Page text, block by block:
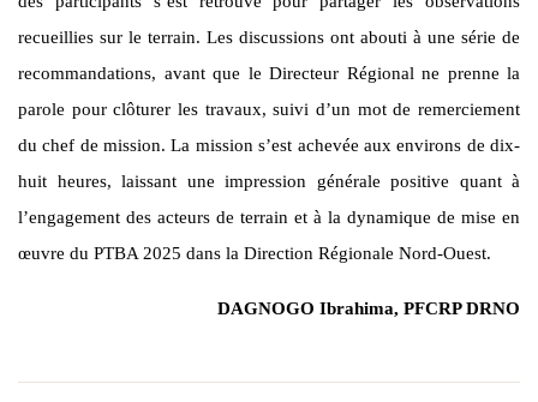
recueillies sur le terrain. Les discussions ont abouti à une série de
recommandations, avant que le Directeur Régional ne prenne la
parole pour clôturer les travaux, suivi d’un mot de remerciement
du chef de mission. La mission s’est achevée aux environs de dix-
huit heures, laissant une impression générale positive quant à
l’engagement des acteurs de terrain et à la dynamique de mise en
œuvre du PTBA 2025 dans la Direction Régionale Nord-Ouest.
DAGNOGO Ibrahima, PFCRP DRNO